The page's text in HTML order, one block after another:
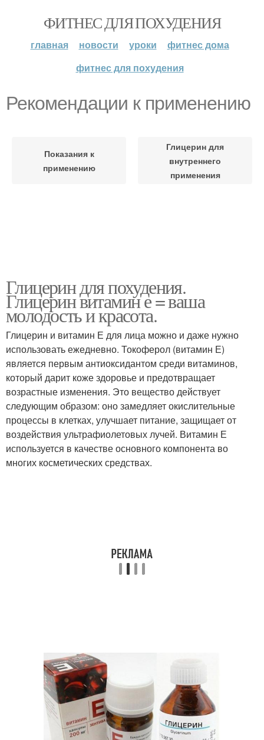
ФИТНЕС ДЛЯ ПОХУДЕНИЯ
главная новости уроки
фитнес дома
фитнес для похудения
Рекомендации к применению
Показания к
применению
Глицерин для
внутреннего
применения
Глицерин для похудения.
Глицерин витамин е = ваша
молодость и красота.
Глицерин и витамин Е для лица можно и даже нужно
использовать ежедневно. Токоферол (витамин Е)
является первым антиоксидантом среди витаминов,
который дарит коже здоровье и предотвращает
возрастные изменения. Это вещество действует
следующим образом: оно замедляет окислительные
процессы в клетках, улучшает питание, защищает от
воздействия ультрафиолетовых лучей. Витамин Е
используется в качестве основного компонента во
многих косметических средствах.